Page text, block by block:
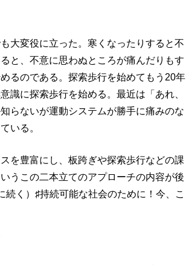
大変役に立った。寒くなったりすると不
と、不意に思わぬところが痛んだりもす
るのである。探索歩行を始めてもう20年
識に探索歩行を始める。最近は「あれ、
らないが運動システムが勝手に痛みのな
いる。
を豊富にし、板跨ぎや探索歩行などの課
うこの二本立てのアプローチの内容が後
く）♯持続可能な社会のために！今、こ